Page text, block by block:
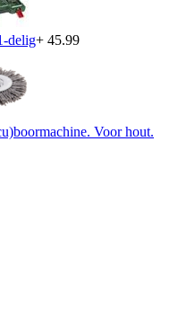
delig+ 45.99
Voor hout.